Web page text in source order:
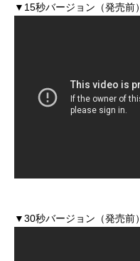
▼15秒バージョン（発売前）
▼30秒バージョン（発売前）